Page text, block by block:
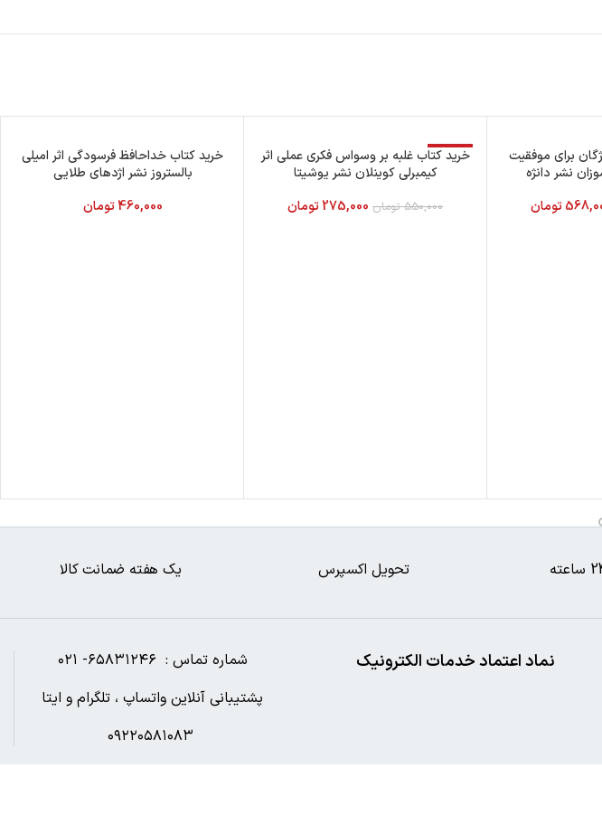
برای موفقیت
نشر دانژه
تومان
-50%
خرید کتاب غلبه بر وسواس فکری عملی اثر
کیمبرلی کوینلان نشر یوشیتا
550,000 تومان 275,000تومان
خرید کتاب خداحافظ فرسودگی اثر امیلی
بالستروز نشر اژدهای طلایی
460,000تومان
تحویل اکسپرس یک هفته ضمانت کالا
شماره تماس : ۶۵۸۳۱۲۴۶- ۰۲۱
پشتیبانی آنلاین واتساپ ، تلگرام و ایتا
نماد اعتماد خدمات الکترونیک